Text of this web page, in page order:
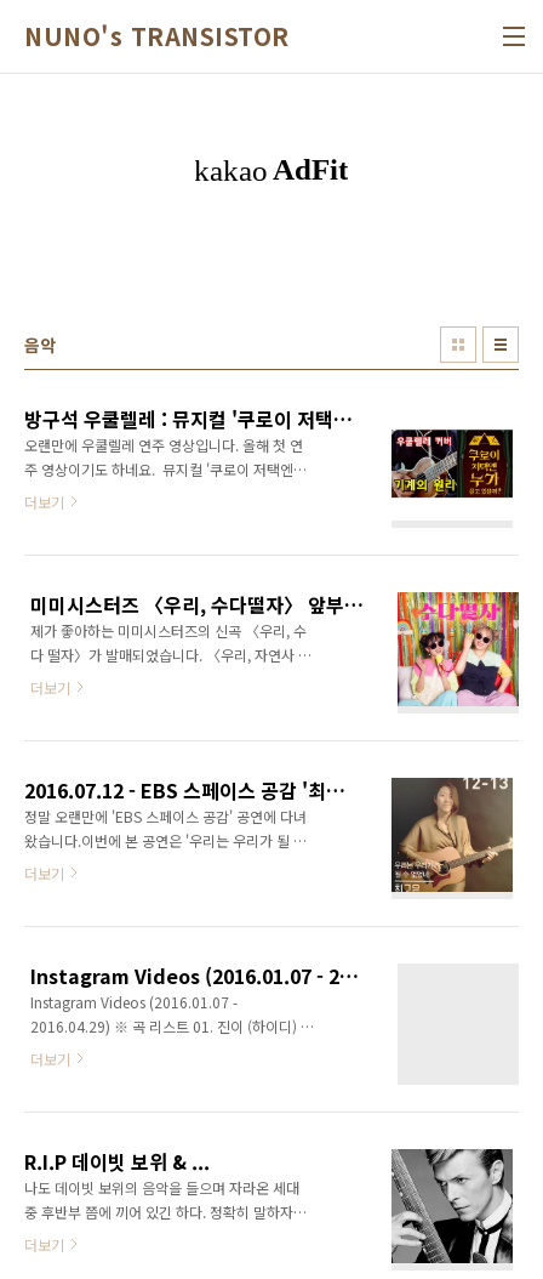
NUNO's TRANSISTOR
음악
방구석 우쿨렐레 : 뮤지컬 '쿠로이 저택엔 누가 살고 있을까?' 넘버 중 〈기계의 원리〉
오랜만에 우쿨렐레 연주 영상입니다. 올해 첫 연
주 영상이기도 하네요. ​ 뮤지컬 '쿠로이 저택엔
누가 살고 있을까?' 넘버 중에서 〈기계의 원
에 나오는 곡입니다. 배경으로 깔리는 노래는 작
년 초에 혜화로운공연생활에서 온라인콜에서 이
장면을 시연했던 영상의 사운드입니다. (※ 원본
영상 링크 https://youtu.be/uLZjUloQPIk ) ​ ​ ​ ​
https://youtu.be/UHCDrnWYuG0
더보기
미미시스터즈 〈우리, 수다떨자〉 앞부분 우쿨렐레 커버
제가 좋아하는 미미시스터즈의 신곡 〈우리, 수
다 떨자〉가 발매되었습니다. 〈우리, 자연사 하
자〉, 〈우리, 다 해먹자〉에 이은 위로 캠페인
더보기
2016.07.12 - EBS 스페이스 공감 '최고은' 공연
정말 오랜만에 'EBS 스페이스 공감' 공연에 다녀
왔습니다.이번에 본 공연은 '우리는 우리가 될 수
없었네'라는 제목이 붙은, 싱어송라이터 최고은
가려고 했는데 실수로 잘못 신청한 것이었습니
다.그래서 12일 공연 당첨되신 분과 티켓을 교환
하고 싶어서 글을 올렸지만 별다른 반응이 없었
습니다.하지만 운좋게 12일 공연 티켓을 양도하
신다는 분이 계셔서 양도받고, 제 티켓은 또다른
& 공연장 입구 안내 표지판) (당일 공연 프로그
말씀드렸듯이, EP 'XXXY' 수록곡을..
더보기
Instagram Videos (2016.01.07 - 2016.04.29)
Instagram Videos (2016.01.07 -
2016.04.29) ※ 곡 리스트 01. 진이 (하이디) -
ukulele / 2016.01.0702. Heroes (David
3000 test / 2016.01.2105. Blue Roses
Falling (Jake Shimabukuro) - ukulele,
Vertech UK-3PM pickup test /
2016.01.2506. 오르골 벨소리 (영화 '착신아리'
더보기
R.I.P 데이빗 보위 & ...
나도 데이빗 보위의 음악을 들으며 자라온 세대
중 후반부 쯤에 끼어 있긴 하다. 정확히 말하자면
80년대 후반부터니까 그가 활동한지 20년은 되
더보기